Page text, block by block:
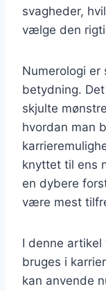
svagheder,
vælge den
Numerologi
betydning.
skjulte
hvordan man
knyttet til ens
en dybere
være mest
I denne
bruges i
kan anvende